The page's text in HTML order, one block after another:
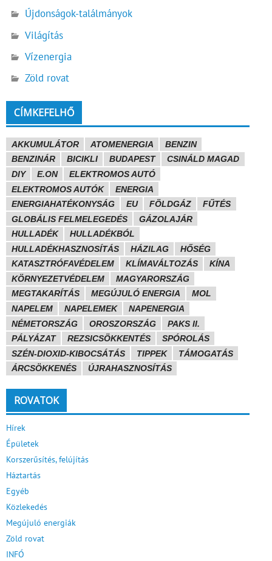
Újdonságok-találmányok
Világítás
Vízenergia
Zöld rovat
CÍMKEFELHŐ
AKKUMULÁTOR ATOMENERGIA
BENZIN
BENZINÁR
BICIKLI BUDAPEST
CSINÁLD MAGAD
DIY
E.ON
ELEKTROMOS AUTÓ
ELEKTROMOS AUTÓK
ENERGIA
ENERGIAHATÉKONYSÁG
EU FÖLDGÁZ
FŰTÉS
GLOBÁLIS FELMELEGEDÉS
GÁZOLAJÁR
HULLADÉK
HULLADÉKBÓL
HULLADÉKHASZNOSÍTÁS
HÁZILAG
HŐSÉG
KATASZTRÓFAVÉDELEM
KLÍMAVÁLTOZÁS
KÍNA
KÖRNYEZETVÉDELEM
MAGYARORSZÁG
MEGTAKARÍTÁS
MEGÚJULÓ ENERGIA
MOL
NAPELEM
NAPELEMEK
NAPENERGIA
NÉMETORSZÁG
OROSZORSZÁG
PAKS II.
PÁLYÁZAT
REZSICSÖKKENTÉS
SPÓROLÁS
SZÉN-DIOXID-KIBOCSÁTÁS
TIPPEK
TÁMOGATÁS
ÁRCSÖKKENÉS
ÚJRAHASZNOSÍTÁS
ROVATOK
Hírek
Épületek
Korszerűsítés, felújítás
Háztartás
Egyéb
Közlekedés
Megújuló energiák
Zöld rovat
INFÓ